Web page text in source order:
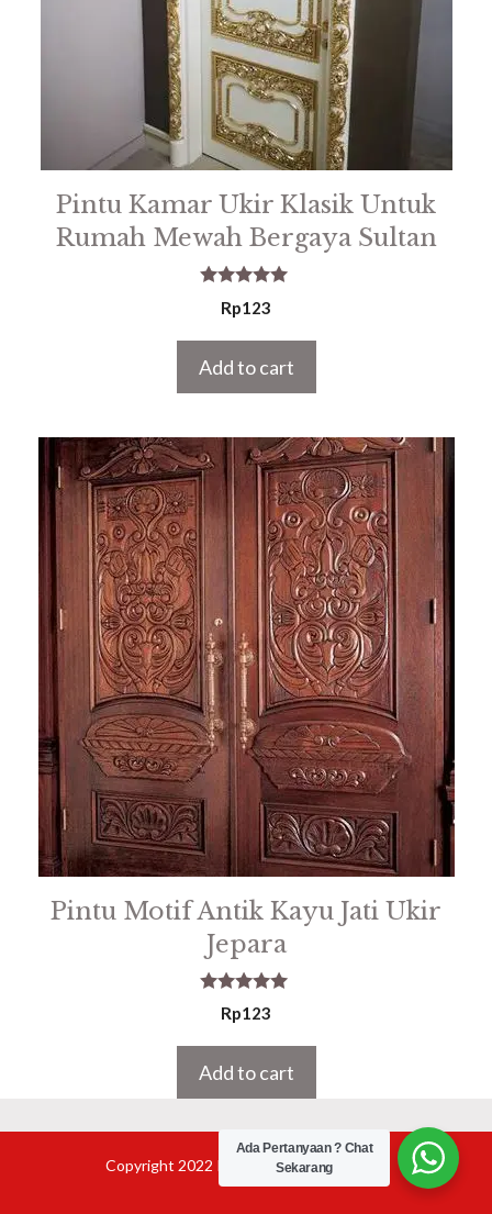
Pintu Kamar Ukir Klasik Untuk
Rumah Mewah Bergaya Sultan
5.00
out of 5
Rp123
Add to cart
Pintu Motif Antik Kayu Jati Ukir
Jepara
5.00
out of 5
Rp123
Add to cart
Copyright 2022 Product Furniture Jepara
Ada Pertanyaan ? Chat
Sekarang